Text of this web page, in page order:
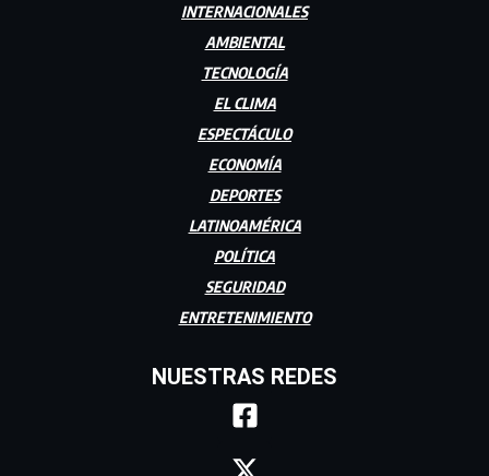
INTERNACIONALES
AMBIENTAL
TECNOLOGÍA
EL CLIMA
ESPECTÁCULO
ECONOMÍA
DEPORTES
LATINOAMÉRICA
POLÍTICA
SEGURIDAD
ENTRETENIMIENTO
NUESTRAS REDES